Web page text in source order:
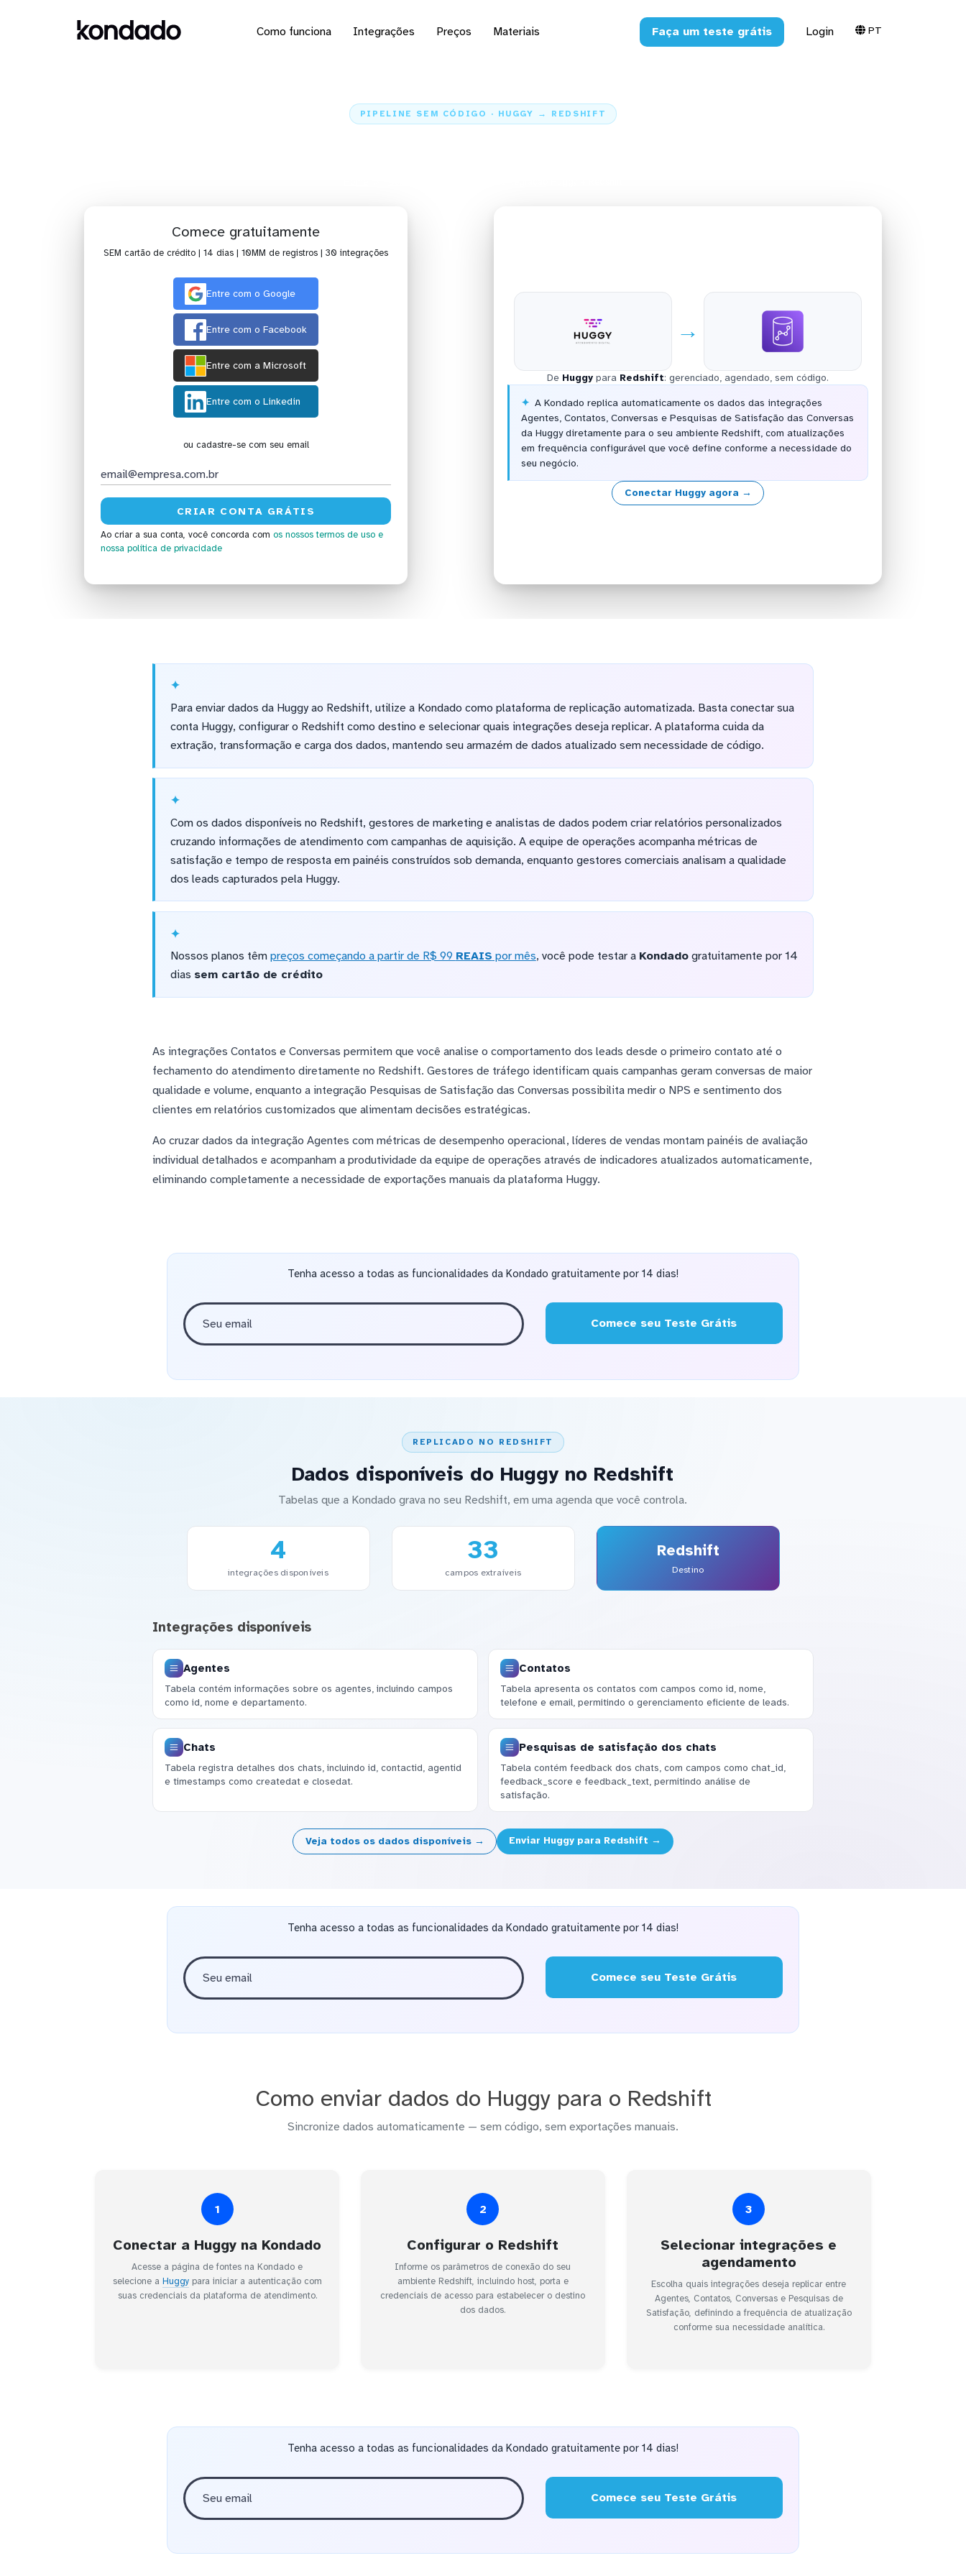
Como funciona Integrações Preços Materiais Faça um teste grátis Login PT
PIPELINE SEM CÓDIGO · HUGGY → REDSHIFT
Comece gratuitamente
SEM cartão de crédito | 14 dias | 10MM de registros | 30 integrações
Entre com o Google
Entre com o Facebook
Entre com a Microsoft
Entre com o Linkedin
ou cadastre-se com seu email
Ao criar a sua conta, você concorda com os nossos termos de uso e
nossa política de privacidade
→
De Huggy para Redshift: gerenciado, agendado, sem código.
A Kondado replica automaticamente os dados das integrações
Agentes, Contatos, Conversas e Pesquisas de Satisfação das Conversas
da Huggy diretamente para o seu ambiente Redshift, com atualizações
em frequência configurável que você define conforme a necessidade do
seu negócio.
Conectar Huggy agora →
Para enviar dados da Huggy ao Redshift, utilize a Kondado como plataforma de replicação automatizada. Basta conectar sua
conta Huggy, configurar o Redshift como destino e selecionar quais integrações deseja replicar. A plataforma cuida da
extração, transformação e carga dos dados, mantendo seu armazém de dados atualizado sem necessidade de código.
Com os dados disponíveis no Redshift, gestores de marketing e analistas de dados podem criar relatórios personalizados
cruzando informações de atendimento com campanhas de aquisição. A equipe de operações acompanha métricas de
satisfação e tempo de resposta em painéis construídos sob demanda, enquanto gestores comerciais analisam a qualidade
dos leads capturados pela Huggy.
Nossos planos têm preços começando a partir de R$ 99 REAIS por mês, você pode testar a Kondadogratuitamente por 14
dias sem cartão de crédito
As integrações Contatos e Conversas permitem que você analise o comportamento dos leads desde o primeiro contato até o
fechamento do atendimento diretamente no Redshift. Gestores de tráfego identificam quais campanhas geram conversas de maior
qualidade e volume, enquanto a integração Pesquisas de Satisfação das Conversas possibilita medir o NPS e sentimento dos
clientes em relatórios customizados que alimentam decisões estratégicas.
Ao cruzar dados da integração Agentes com métricas de desempenho operacional, líderes de vendas montam painéis de avaliação
individual detalhados e acompanham a produtividade da equipe de operações através de indicadores atualizados automaticamente,
eliminando completamente a necessidade de exportações manuais da plataforma Huggy.
Tenha acesso a todas as funcionalidades da Kondado gratuitamente por 14 dias!
Comece seu Teste Grátis
REPLICADO NO REDSHIFT
Dados disponíveis do Huggy no Redshift
Tabelas que a Kondado grava no seu Redshift, em uma agenda que você controla.
4
integrações disponíveis
33
campos extraíveis
Redshift
Destino
Integrações disponíveis
Agentes
Tabela contém informações sobre os agentes, incluindo campos
como id, nome e departamento.
Contatos
Tabela apresenta os contatos com campos como id, nome,
telefone e email, permitindo o gerenciamento eficiente de leads.
Chats
Tabela registra detalhes dos chats, incluindo id, contactid, agentid
e timestamps como createdat e closedat.
Pesquisas de satisfação dos chats
Tabela contém feedback dos chats, com campos como chat_id,
feedback_score e feedback_text, permitindo análise de
satisfação.
Veja todos os dados disponíveis → Enviar Huggy para Redshift →
Tenha acesso a todas as funcionalidades da Kondado gratuitamente por 14 dias!
Comece seu Teste Grátis
Como enviar dados do Huggy para o Redshift
Sincronize dados automaticamente — sem código, sem exportações manuais.
1
Conectar a Huggy na Kondado
Acesse a página de fontes na Kondado e
selecione a Huggypara iniciar a autenticação com
suas credenciais da plataforma de atendimento.
2
Configurar o Redshift
Informe os parâmetros de conexão do seu
ambiente Redshift, incluindo host, porta e
credenciais de acesso para estabelecer o destino
dos dados.
3
Selecionar integrações e
agendamento
Escolha quais integrações deseja replicar entre
Agentes, Contatos, Conversas e Pesquisas de
Satisfação, definindo a frequência de atualização
conforme sua necessidade analítica.
Tenha acesso a todas as funcionalidades da Kondado gratuitamente por 14 dias!
Comece seu Teste Grátis